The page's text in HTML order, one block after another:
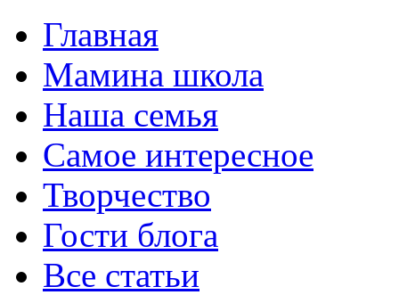
Главная
Мамина школа
Наша семья
Самое интересное
Творчество
Гости блога
Все статьи